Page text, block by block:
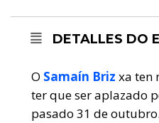
DETALLES DO
O Samaín Briz xa ten
ter que ser aplazado
pasado 31 de